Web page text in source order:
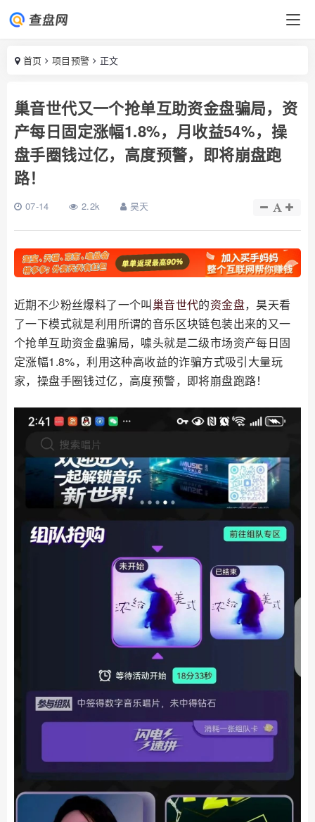
首页 项目预警 正文
巢音世代又一个抢单互助资金盘骗局，资
产每日固定涨幅1.8%，月收益54%，操
盘手圈钱过亿，高度预警，即将崩盘跑
路！
07-14 2.2k 昊天
近期不少粉丝爆料了一个叫巢音世代的资金盘，昊天看
了一下模式就是利用所谓的音乐区块链包装出来的又一
个抢单互助资金盘骗局，噱头就是二级市场资产每日固
定涨幅1.8%，利用这种高收益的诈骗方式吸引大量玩
家，操盘手圈钱过亿，高度预警，即将崩盘跑路！